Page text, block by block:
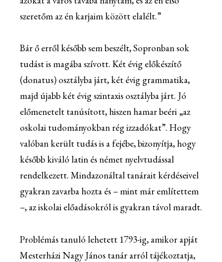
szeretőm az én karjaim között elalélt.”
Bár ő erről később sem beszélt, Sopronban sok
tudást is magába szívott. Két évig előkészítő
(donatus) osztályba járt, két évig grammatika,
majd újabb két évig szintaxis osztályba járt. Jó
előmenetelt tanúsított, hiszen hamar beéri „az
oskolai tudományokban rég izzadókat”. Hogy
valóban került tudás is a fejébe, bizonyítja, hogy
később kiváló latin és német nyelvtudással
rendelkezett. Mindazonáltal tanárait kérdéseivel
gyakran zavarba hozta és – mint már említettem
–, az iskolai előadásokról is gyakran távol maradt.
Problémás tanuló lehetett 1793-ig, amikor apját
Mesterházi Nagy János tanár arról tájékoztatja,